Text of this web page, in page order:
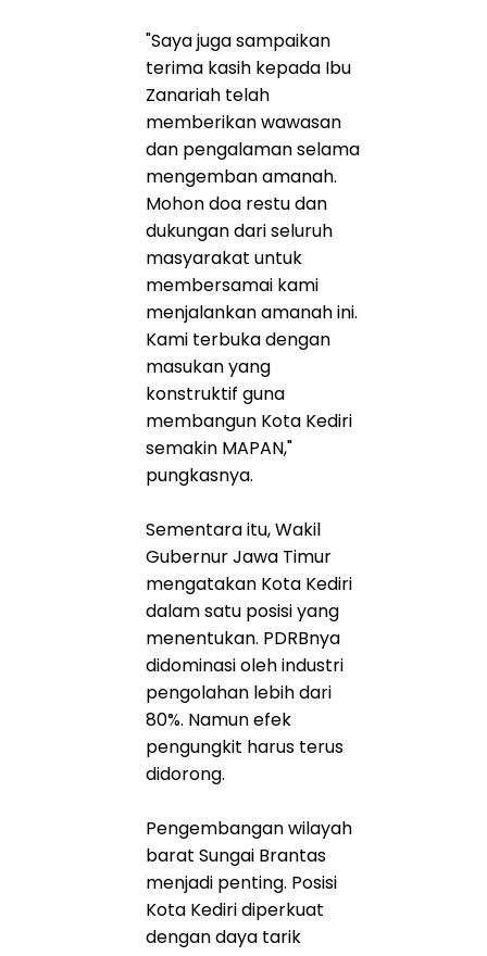
"Saya juga sampaikan
terima kasih kepada Ibu
Zanariah telah
memberikan wawasan
dan pengalaman selama
mengemban amanah.
Mohon doa restu dan
dukungan dari seluruh
masyarakat untuk
membersamai kami
menjalankan amanah ini.
Kami terbuka dengan
masukan yang
konstruktif guna
membangun Kota Kediri
semakin MAPAN,"
pungkasnya.
Sementara itu, Wakil
Gubernur Jawa Timur
mengatakan Kota Kediri
dalam satu posisi yang
menentukan. PDRBnya
didominasi oleh industri
pengolahan lebih dari
80%. Namun efek
pengungkit harus terus
didorong.
Pengembangan wilayah
barat Sungai Brantas
menjadi penting. Posisi
Kota Kediri diperkuat
dengan daya tarik